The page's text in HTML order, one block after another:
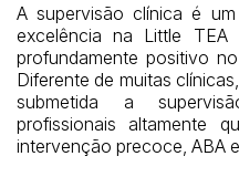
A supervisão clínica é
excelência na Little
profundamente positivo
Diferente de muitas
submetida a
profissionais altamente
intervenção precoce, ABA